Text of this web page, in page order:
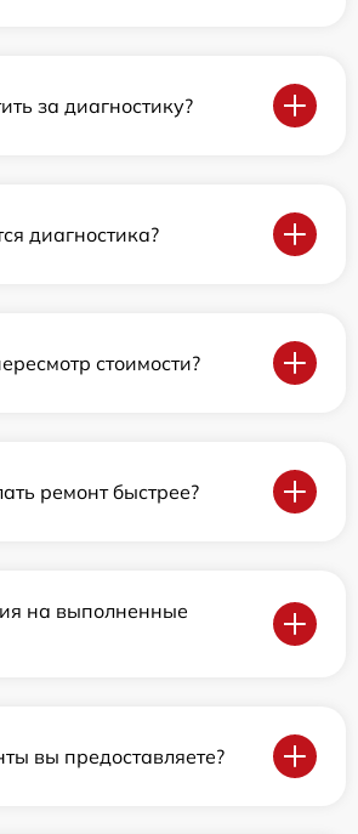
за диагностику?
диагностика?
стоимости?
ремонт быстрее?
на выполненные
вы предоставляете?